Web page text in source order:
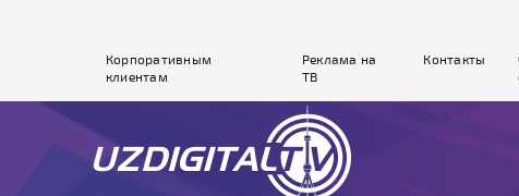
Корпоративным
клиентам
Реклама на
ТВ
Контакты